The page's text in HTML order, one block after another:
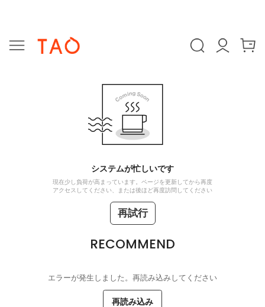
システムが忙しいです
現在少し負荷が高まっています。ページを更新してから再度
アクセスしてください、または後ほど再度訪問してください
再試行
RECOMMEND
エラーが発生しました。再読み込みしてください
再読み込み